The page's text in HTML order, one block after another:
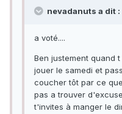
nevadanuts a dit :
a voté....
Ben justement quand
jouer le samedi et
coucher tôt par ce
pas a trouver
t'invites à manger le